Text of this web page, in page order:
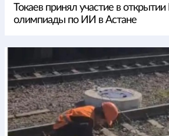
Токаев принял участие в
олимпиады по ИИ в Астане